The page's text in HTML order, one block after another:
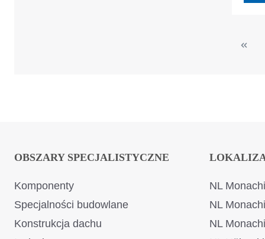
Schalbau Vitzthum
Schaub Metall & Service
OBSZARY SPECJALISTYCZNE
Komponenty
Specjalności budowlane
Konstrukcja dachu
NL
NL
NL